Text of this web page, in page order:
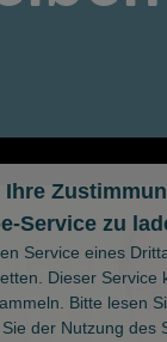
Service zu
Service eines
Dieser Service
Bitte lesen
der Nutzung des